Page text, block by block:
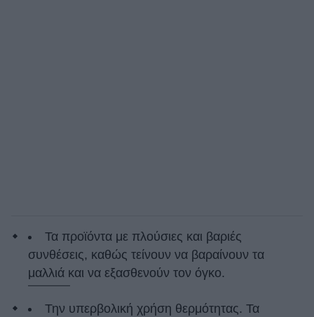
Τα προϊόντα με πλούσιες και βαριές
συνθέσεις, καθώς τείνουν να βαραίνουν τα
μαλλιά και να εξασθενούν τον όγκο.
Την υπερβολική χρήση θερμότητας. Τα